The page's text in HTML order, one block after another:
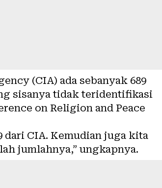
(CIA) ada sebanyak 689
sisanya tidak teridentifikasi
on Religion and Peace
dari CIA. Kemudian juga kita
jumlahnya,” ungkapnya.